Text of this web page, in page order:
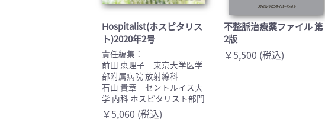
Hospitalist(ホスピタリス
ト)2020年2号
責任編集：
前田 恵理子 東京大学医学
部附属病院 放射線科
石山 貴章 セントルイス大
学 内科 ホスピタリスト部門
￥5,060 (税込)
不整脈治療薬ファイル 第
2版
￥5,500 (税込)